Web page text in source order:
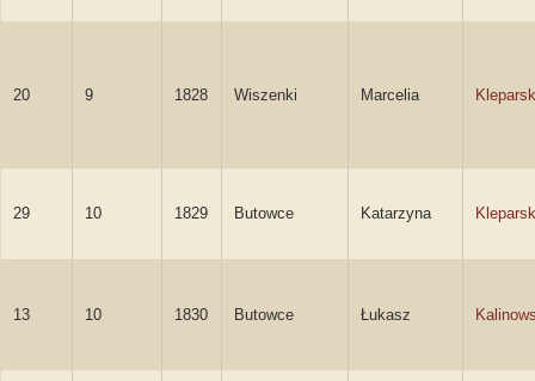
20 9 1828 Wiszenki Marcelia
29 10 1829 Butowce Katarzyna
13 10 1830 Butowce Łukasz